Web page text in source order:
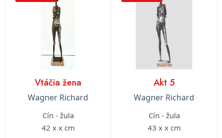
Vtáčia žena
Wagner Richard
Cín - žula
42 x x cm
Akt 5
Wagner Richard
Cín - žula
43 x x cm